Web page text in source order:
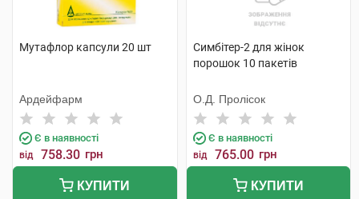
Мутафлор капсули 20 шт
Ардейфарм
Є в наявності
від 758.30 грн
КУПИТИ
Симбітер-2 для жінок
порошок 10 пакетів
О.Д. Пролісок
Є в наявності
від 765.00 грн
КУПИТИ